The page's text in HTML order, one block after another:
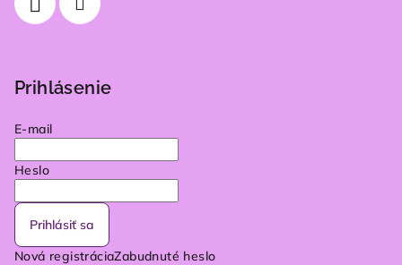
Prihlásenie
E-mail
Heslo
Prihlásiť sa
Nová registráciaZabudnuté heslo